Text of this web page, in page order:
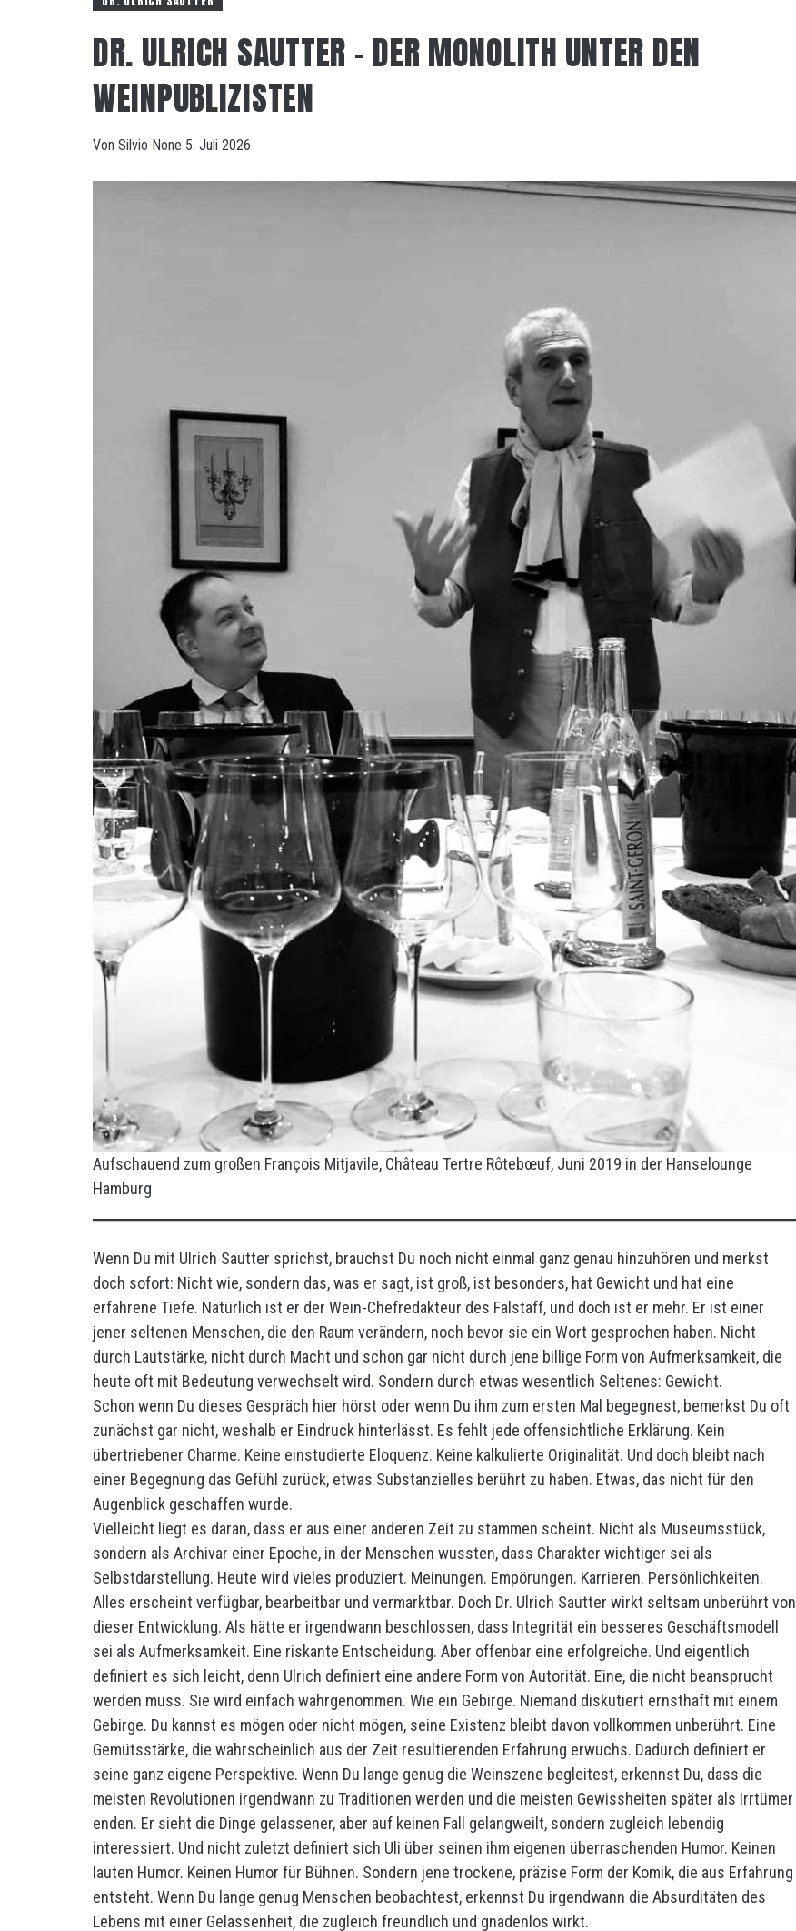
DR. ULRICH SAUTTER – DER MONOLITH UNTER DEN
WEINPUBLIZISTEN
Von Silvio None 5. Juli 2026
Aufschauend zum großen François Mitjavile, Château Tertre Rôtebœuf, Juni 2019 in der Hanselounge
Hamburg
Wenn Du mit Ulrich Sautter sprichst, brauchst Du noch nicht einmal ganz genau hinzuhören und merkst
doch sofort: Nicht wie, sondern das, was er sagt, ist groß, ist besonders, hat Gewicht und hat eine
erfahrene Tiefe. Natürlich ist er der Wein-Chefredakteur des Falstaff, und doch ist er mehr. Er ist einer
jener seltenen Menschen, die den Raum verändern, noch bevor sie ein Wort gesprochen haben. Nicht
durch Lautstärke, nicht durch Macht und schon gar nicht durch jene billige Form von Aufmerksamkeit, die
heute oft mit Bedeutung verwechselt wird. Sondern durch etwas wesentlich Seltenes: Gewicht.
Schon wenn Du dieses Gespräch hier hörst oder wenn Du ihm zum ersten Mal begegnest, bemerkst Du oft
zunächst gar nicht, weshalb er Eindruck hinterlässt. Es fehlt jede offensichtliche Erklärung. Kein
übertriebener Charme. Keine einstudierte Eloquenz. Keine kalkulierte Originalität. Und doch bleibt nach
einer Begegnung das Gefühl zurück, etwas Substanzielles berührt zu haben. Etwas, das nicht für den
Augenblick geschaffen wurde.
Vielleicht liegt es daran, dass er aus einer anderen Zeit zu stammen scheint. Nicht als Museumsstück,
sondern als Archivar einer Epoche, in der Menschen wussten, dass Charakter wichtiger sei als
Selbstdarstellung. Heute wird vieles produziert. Meinungen. Empörungen. Karrieren. Persönlichkeiten.
Alles erscheint verfügbar, bearbeitbar und vermarktbar. Doch Dr. Ulrich Sautter wirkt seltsam unberührt von
dieser Entwicklung. Als hätte er irgendwann beschlossen, dass Integrität ein besseres Geschäftsmodell
sei als Aufmerksamkeit. Eine riskante Entscheidung. Aber offenbar eine erfolgreiche. Und eigentlich
definiert es sich leicht, denn Ulrich definiert eine andere Form von Autorität. Eine, die nicht beansprucht
werden muss. Sie wird einfach wahrgenommen. Wie ein Gebirge. Niemand diskutiert ernsthaft mit einem
Gebirge. Du kannst es mögen oder nicht mögen, seine Existenz bleibt davon vollkommen unberührt. Eine
Gemütsstärke, die wahrscheinlich aus der Zeit resultierenden Erfahrung erwuchs. Dadurch definiert er
seine ganz eigene Perspektive. Wenn Du lange genug die Weinszene begleitest, erkennst Du, dass die
meisten Revolutionen irgendwann zu Traditionen werden und die meisten Gewissheiten später als Irrtümer
enden. Er sieht die Dinge gelassener, aber auf keinen Fall gelangweilt, sondern zugleich lebendig
interessiert. Und nicht zuletzt definiert sich Uli über seinen ihm eigenen überraschenden Humor. Keinen
lauten Humor. Keinen Humor für Bühnen. Sondern jene trockene, präzise Form der Komik, die aus Erfahrung
entsteht. Wenn Du lange genug Menschen beobachtest, erkennst Du irgendwann die Absurditäten des
Lebens mit einer Gelassenheit, die zugleich freundlich und gnadenlos wirkt.